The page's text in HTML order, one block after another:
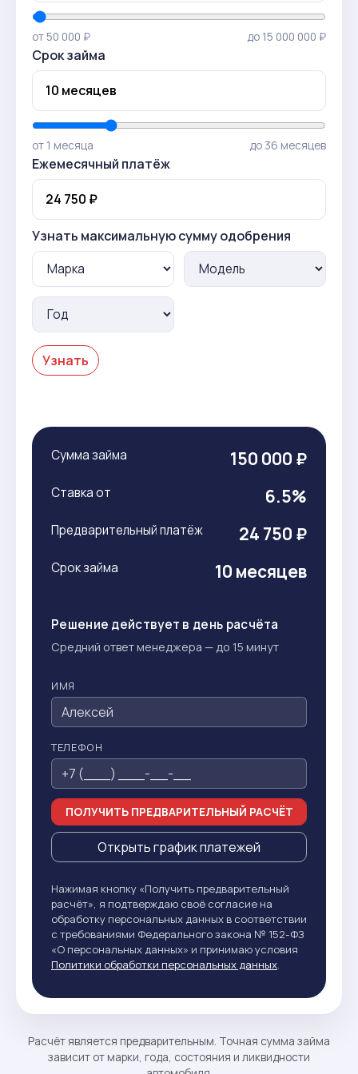
от 50 000 ₽ до 15 000 000 ₽
Срок займа
от 1 месяца до 36 месяцев
Ежемесячный платёж
Узнать максимальную сумму одобрения
Узнать
Сумма займа 150 000 ₽
Ставка от 6.5%
Предварительный платёж 24 750 ₽
Срок займа 10 месяцев
Решение действует в день расчёта
Средний ответ менеджера — до 15 минут
ИМЯ
ТЕЛЕФОН
ПОЛУЧИТЬ ПРЕДВАРИТЕЛЬНЫЙ РАСЧЁТ
Открыть график платежей
Нажимая кнопку «Получить предварительный
расчёт», я подтверждаю своё согласие на
обработку персональных данных в соответствии
с требованиями Федерального закона № 152-ФЗ
«О персональных данных» и принимаю условия
Политики обработки персональных данных.
Расчёт является предварительным. Точная сумма займа
зависит от марки, года, состояния и ликвидности